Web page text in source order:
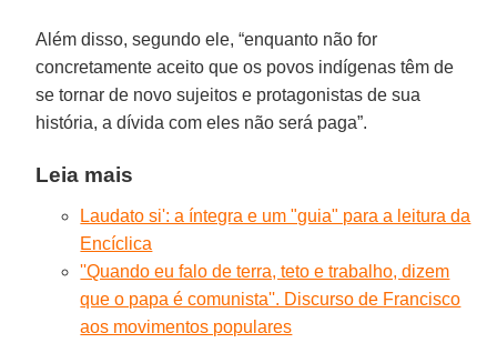
Além disso, segundo ele, “enquanto não for
concretamente aceito que os povos indígenas têm de
se tornar de novo sujeitos e protagonistas de sua
história, a dívida com eles não será paga”.
Leia mais
Laudato si': a íntegra e um "guia" para a leitura da
Encíclica
''Quando eu falo de terra, teto e trabalho, dizem
que o papa é comunista''. Discurso de Francisco
aos movimentos populares